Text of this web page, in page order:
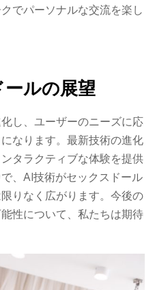
でパーソナルな交流を楽し
ルの展望
し、ユーザーのニーズに応
なります。最新技術の進化
タラクティブな体験を提供
、AI技術がセックスドール
りなく広がります。今後の
性について、私たちは期待